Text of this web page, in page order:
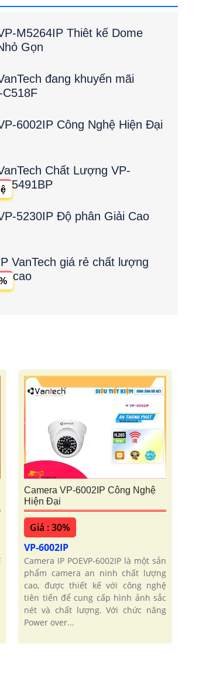
M5264IP Thiêt kế Dome
Gọn
đang khuyến mãi
C518F
6002IP Công Nghệ Hiện Đại
Chất Lượng VP-
5491BP
5230IP Độ phân Giải Cao
VanTech giá rẻ chất lượng
cao
Camera VP-6002IP Công Nghệ
Hiện Đại
Giá : 30%
VP-6002IP
Camera IP POEVP-6002IP là một sản
phẩm camera an ninh chất lượng
cao, được thiết kế với công nghệ
tiên tiến để cung cấp hình ảnh sắc
nét và chất lượng. Với chức năng
Power over...